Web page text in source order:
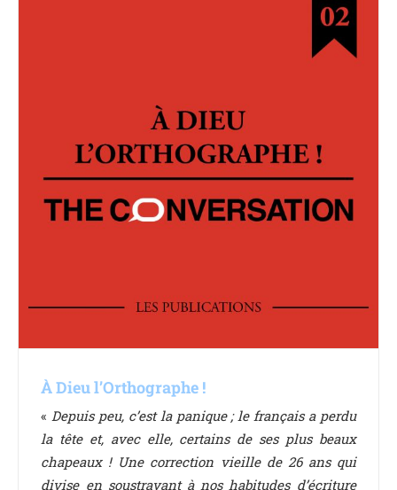
À Dieu l’Orthographe !
« Depuis peu, c’est la panique ; le français a perdu
la tête et, avec elle, certains de ses plus beaux
chapeaux ! Une correction vieille de 26 ans qui
divise en soustrayant à nos habitudes d’écriture